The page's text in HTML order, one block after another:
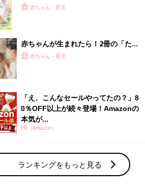
てのひよこクラブ 夏号』〈巻頭大特
解決テク
赤ちゃん・育児
赤ちゃんが生まれたら！2冊の「たま
ひよ」
赤ちゃん・育児
「え、こんなセールやってたの？」8
0％OFF以上が続々登場！Amazonの
本気が...
PR（Amazon）
ランキングをもっと見る